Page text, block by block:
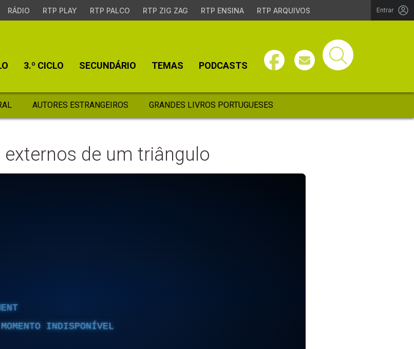
RÁDIO RTP PLAY RTP PALCO RTP ZIG ZAG RTP ENSINA RTP ARQUIVOS Entrar
3.º CICLO SECUNDÁRIO TEMAS PODCASTS
AUTORES ESTRANGEIROS GRANDES LIVROS PORTUGUESES
de um triângulo
INDISPONÍVEL